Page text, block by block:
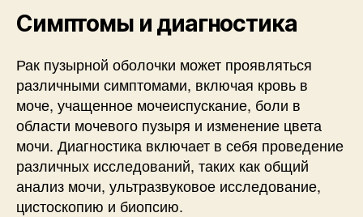
Симптомы и диагностика
Рак пузырной оболочки может проявляться
различными симптомами, включая кровь в
моче, учащенное мочеиспускание, боли в
области мочевого пузыря и изменение цвета
мочи. Диагностика включает в себя проведение
различных исследований, таких как общий
анализ мочи, ультразвуковое исследование,
цистоскопию и биопсию.